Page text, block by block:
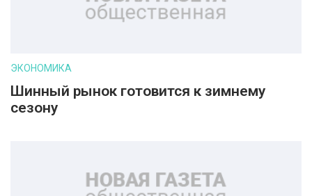
ЭКОНОМИКА
Шинный рынок готовится к зимнему
сезону